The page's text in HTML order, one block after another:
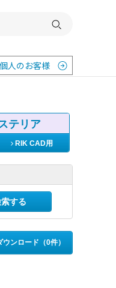
個人のお客様
検索する
テリア
RIK CAD用
する
ウンロード（0件）